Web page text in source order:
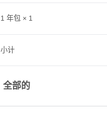
1 年包 × 1
小计
全部的